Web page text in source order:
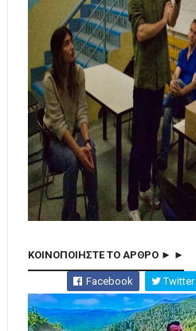
ΚΟΙΝΟΠΟΙΗΣΤΕ ΤΟ ΑΡΘΡΟ ► ►
Facebook Twitter